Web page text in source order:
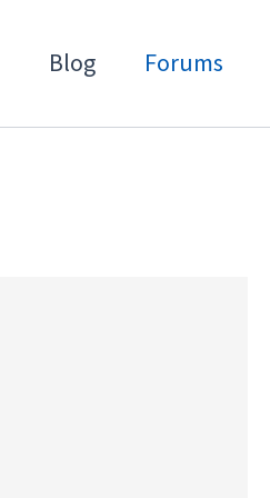
Blog Forums